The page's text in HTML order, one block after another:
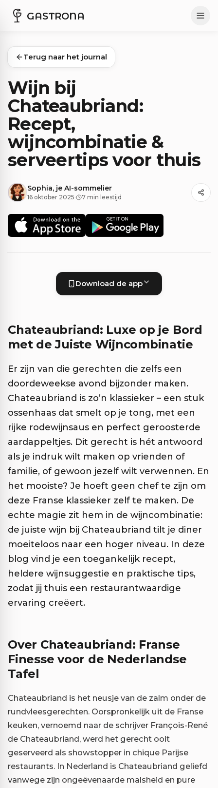
GASTRONA
Terug naar het journal
Wijn bij
Chateaubriand:
Recept,
wijncombinatie &
serveertips voor thuis
Sophia, je AI-sommelier
16 oktober 2025· 7 min leestijd
Download de app
Chateaubriand: Luxe op je Bord
met de Juiste Wijncombinatie
Er zijn van die gerechten die zelfs een
doordeweekse avond bijzonder maken.
Chateaubriand is zo’n klassieker – een stuk
ossenhaas dat smelt op je tong, met een
rijke rodewijnsaus en perfect geroosterde
aardappeltjes. Dit gerecht is hét antwoord
als je indruk wilt maken op vrienden of
familie, of gewoon jezelf wilt verwennen. En
het mooiste? Je hoeft geen chef te zijn om
deze Franse klassieker zelf te maken. De
echte magie zit hem in de wijncombinatie:
de juiste wijn bij Chateaubriand tilt je diner
moeiteloos naar een hoger niveau. In deze
blog vind je een toegankelijk recept,
heldere wijnsuggestie en praktische tips,
zodat jij thuis een restaurantwaardige
ervaring creëert.
Over Chateaubriand: Franse
Finesse voor de Nederlandse
Tafel
Chateaubriand is het neusje van de zalm onder de
rundvleesgerechten. Oorspronkelijk uit de Franse
keuken, vernoemd naar de schrijver François-René
de Chateaubriand, werd het gerecht ooit
geserveerd als showstopper in chique Parijse
restaurants. In Nederland is Chateaubriand geliefd
vanwege zijn ongeëvenaarde malsheid en pure